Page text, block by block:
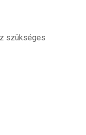
szükséges